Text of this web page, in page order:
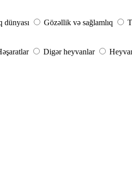
dünyası Gözəllik və sağlamlıq
Digər heyvanlar